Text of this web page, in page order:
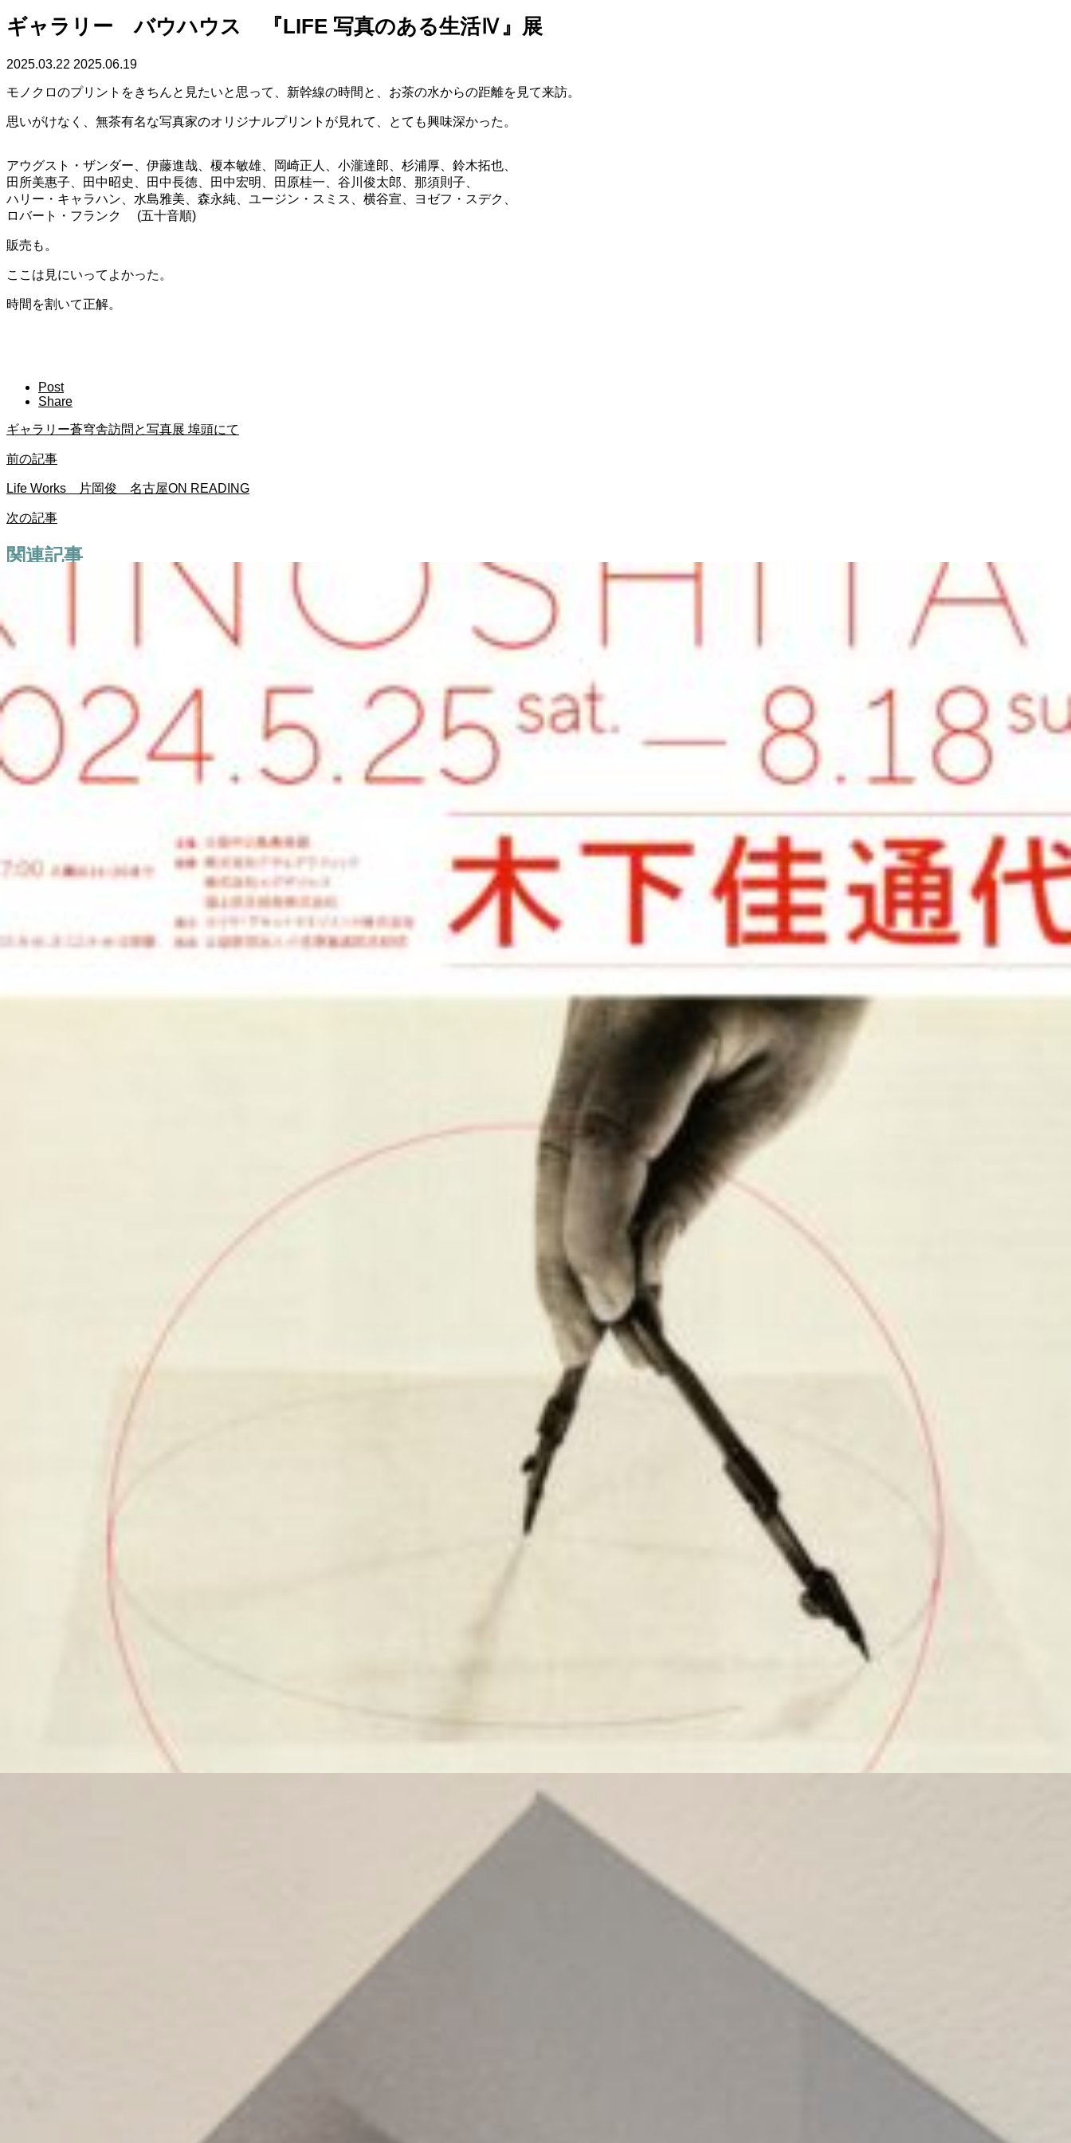
ギャラリー バウハウス 『LIFE 写真のある生活Ⅳ』展
2025.03.22 2025.06.19
モノクロのプリントをきちんと見たいと思って、新幹線の時間と、お茶の水からの距離を見て来訪。
思いがけなく、無茶有名な写真家のオリジナルプリントが見れて、とても興味深かった。
アウグスト・ザンダー、伊藤進哉、榎本敏雄、岡崎正人、小瀧達郎、杉浦厚、鈴木拓也、
田所美惠子、田中昭史、田中長徳、田中宏明、田原桂一、谷川俊太郎、那須則子、
ハリー・キャラハン、水島雅美、森永純、ユージン・スミス、横谷宣、ヨゼフ・スデク、
ロバート・フランク (五十音順)
販売も。
ここは見にいってよかった。
時間を割いて正解。
Post
Share
ギャラリー蒼穹舎訪問と写真展 埠頭にて
前の記事
Life Works 片岡俊 名古屋ON READING
次の記事
関連記事
蜷川実花展 with EiM：彼岸の光、此岸の影